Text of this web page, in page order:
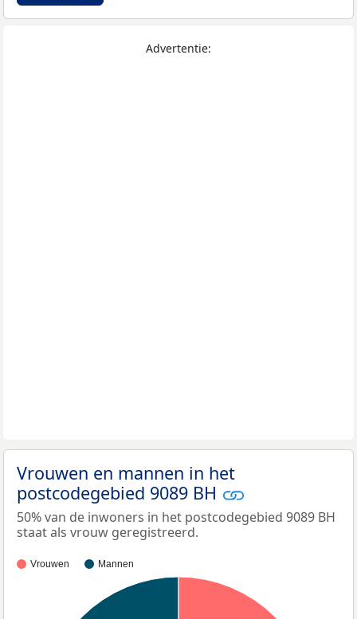
Advertentie:
Vrouwen en mannen in het
postcodegebied 9089 BH
50% van de inwoners in het postcodegebied 9089 BH
staat als vrouw geregistreerd.
Vrouwen Mannen